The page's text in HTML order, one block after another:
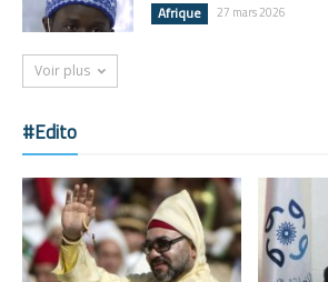
Afrique 27 mars 2026
Voir plus
#Edito